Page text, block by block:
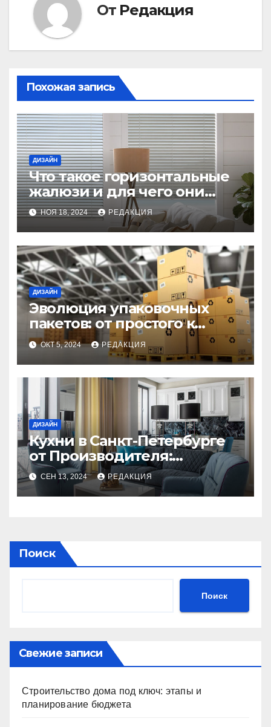
От Редакция
Похожая запись
ДИЗАЙН
Что такое горизонтальные
жалюзи и для чего они
используются?
НОЯ 18, 2024 РЕДАКЦИЯ
ДИЗАЙН
Эволюция упаковочных
пакетов: от простого к
инновационному
ОКТ 5, 2024 РЕДАКЦИЯ
ДИЗАЙН
Кухни в Санкт-Петербурге
от Производителя:
Идеальное Сочетание
Качества и Стиля
СЕН 13, 2024 РЕДАКЦИЯ
Поиск
Поиск
Свежие записи
Строительство дома под ключ: этапы и
планирование бюджета